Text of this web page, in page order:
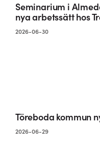
Seminarium i
nya arbetssätt hos
2026-06-30
Töreboda kommun
2026-06-29